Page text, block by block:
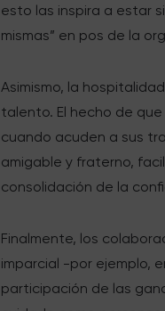
esto las inspira a estar
mismas” en pos de la
Asimismo, la
talento. El hecho de
cuando acuden a sus
amigable y fraterno,
consolidación de la
Finalmente, los
imparcial -por ejemplo,
participación de las